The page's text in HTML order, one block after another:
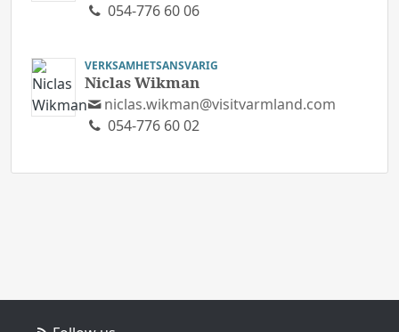
054-776 60 06
VERKSAMHETSANSVARIG
Niclas Wikman
niclas.wikman@visitvarmland.com
054-776 60 02